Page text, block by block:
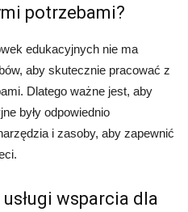
potrzebami?
edukacyjnych nie ma
aby skutecznie pracować z
Dlatego ważne jest, aby
były odpowiednio
i zasoby, aby zapewnić
wsparcia dla